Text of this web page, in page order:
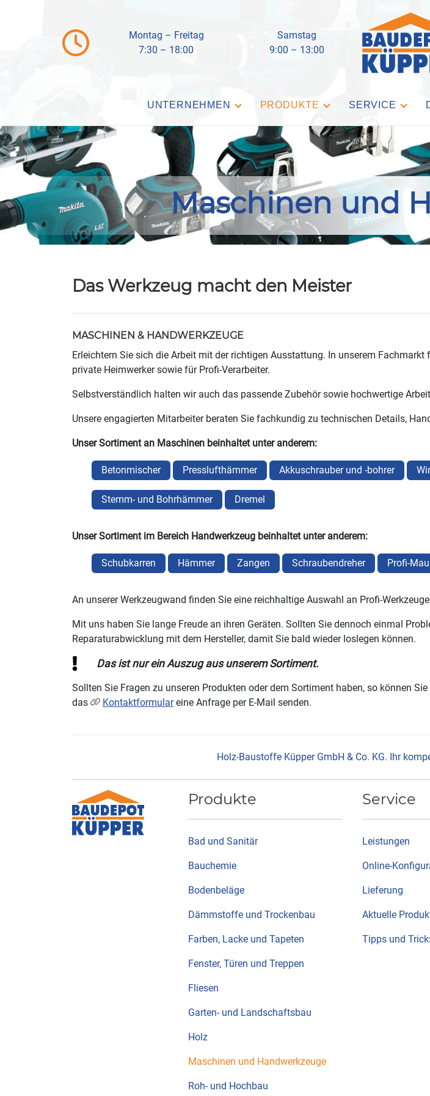
Montag – Freitag
Samstag
7:30 – 18:00
9:00 – 13:00
UNTERNEHMEN PRODUKTE SERVICE
Maschinen und
Das Werkzeug macht den Meister
MASCHINEN & HANDWERKZEUGE
Erleichtern Sie sich die Arbeit mit der richtigen Ausstattung. In unserem
private Heimwerker sowie für Profi-Verarbeiter.
Selbstverständlich halten wir auch das passende Zubehör sowie hochwertige
Unsere engagierten Mitarbeiter beraten Sie fachkundig zu technischen Details,
Unser Sortiment an Maschinen beinhaltet unter anderem:
Betonmischer Presslufthämmer Akkuschrauber und -bohrer
Stemm- und Bohrhämmer Dremel
Unser Sortiment im Bereich Handwerkzeug beinhaltet unter anderem:
Schubkarren Hämmer Zangen Schraubendreher Profi-
An unserer Werkzeugwand finden Sie eine reichhaltige Auswahl an Profi-
Mit uns haben Sie lange Freude an ihren Geräten. Sollten Sie dennoch einmal
Reparaturabwicklung mit dem Hersteller, damit Sie bald wieder loslegen können.
Das ist nur ein Auszug aus unserem Sortiment.
Sollten Sie Fragen zu unseren Produkten oder dem Sortiment haben, so können
das
Kontaktformulareine Anfrage per E-Mail senden.
Holz-Baustoffe Küpper GmbH & Co. KG. Ihr
Produkte
Bad und Sanitär
Bauchemie
Bodenbeläge
Dämmstoffe und Trockenbau
Farben, Lacke und Tapeten
Fenster, Türen und Treppen
Fliesen
Garten- und Landschaftsbau
Holz
Maschinen und Handwerkzeuge
Roh- und Hochbau
Service
Leistungen
Online-
Lieferung
Aktuelle
Tipps und